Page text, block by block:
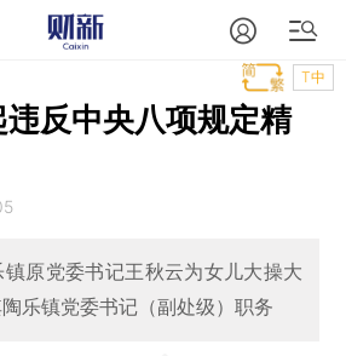
T中
反中央八项规定精
原党委书记王秋云为女儿大操大
乐镇党委书记（副处级）职务